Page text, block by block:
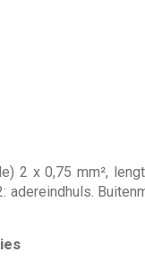
2 x 0,75 mm²,
adereindhuls.